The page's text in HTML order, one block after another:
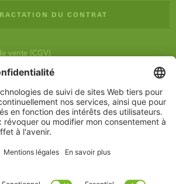
DU CONTRAT
vente (CGV)